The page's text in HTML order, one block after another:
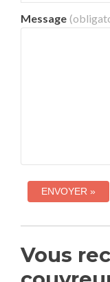
Message
Vous